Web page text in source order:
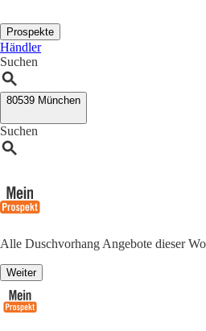
Prospekte
Händler
Suchen
80539 München
Suchen
Alle Duschvorhang Angebote dieser
Weiter